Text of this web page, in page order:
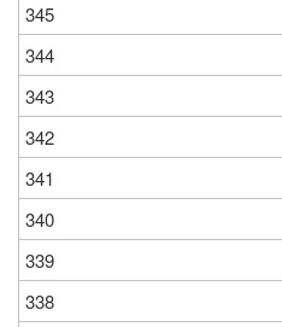
345
344
343
342
341
340
339
338